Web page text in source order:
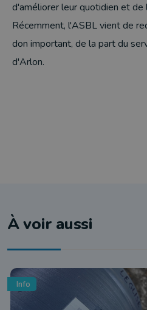
d'améliorer leur quotidien et de
Récemment, l'ASBL vient de
don important, de la part du
d'Arlon.
À voir aussi
Info